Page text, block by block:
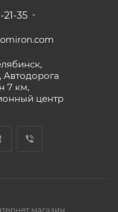
21-35
Автодорога
7 км,
центр
магазин